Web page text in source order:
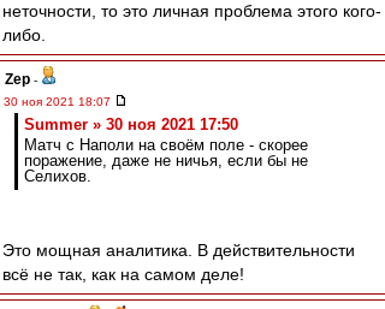
неточности, то это личная проблема этого кого-
либо.
Zep -
30 ноя 2021 18:07
Summer » 30 ноя 2021 17:50
Матч с Наполи на своём поле - скорее
поражение, даже не ничья, если бы не
Селихов.
Это мощная аналитика. В действительности
всё не так, как на самом деле!